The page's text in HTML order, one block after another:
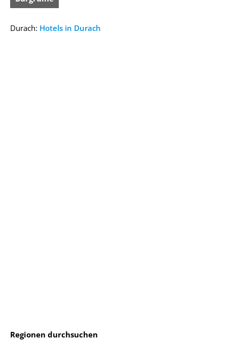
Durach: Hotels in Durach
Regionen durchsuchen